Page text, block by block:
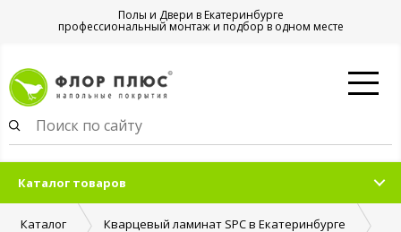
Полы и Двери в Екатеринбурге
профессиональный монтаж и подбор в одном месте
Каталог товаров
Каталог Кварцевый ламинат SPC в Екатеринбурге